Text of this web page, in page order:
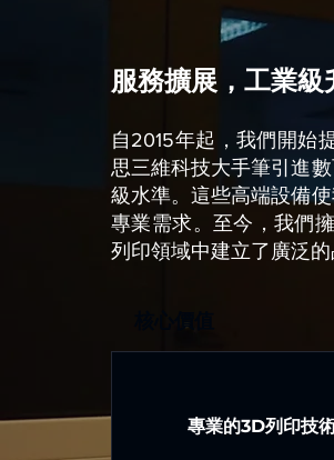
服務擴展，工業級
自2015年起，我們開始
思三維科技大手筆引進
級水準。這些高端設備
專業需求。至今，我們
列印領域中建立了廣泛的
核心價值
專業的3D列印技